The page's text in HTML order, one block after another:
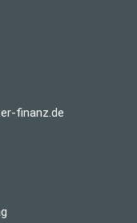
finanz.de